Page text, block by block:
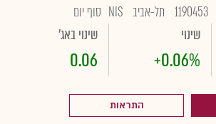
1190453 תל-אביב NIS סוף יום
שינוי
+0.06%
שינוי באג'
0.06
התראות